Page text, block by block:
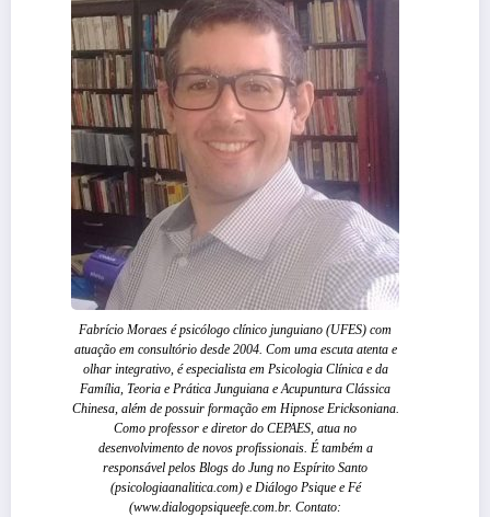
Fabrício Moraes é psicólogo clínico junguiano (UFES) com
atuação em consultório desde 2004. Com uma escuta atenta e
olhar integrativo, é especialista em Psicologia Clínica e da
Família, Teoria e Prática Junguiana e Acupuntura Clássica
Chinesa, além de possuir formação em Hipnose Ericksoniana.
Como professor e diretor do CEPAES, atua no
desenvolvimento de novos profissionais. É também a
responsável pelos Blogs do Jung no Espírito Santo
(psicologiaanalitica.com) e Diálogo Psique e Fé
(www.dialogopsiqueefe.com.br. Contato: